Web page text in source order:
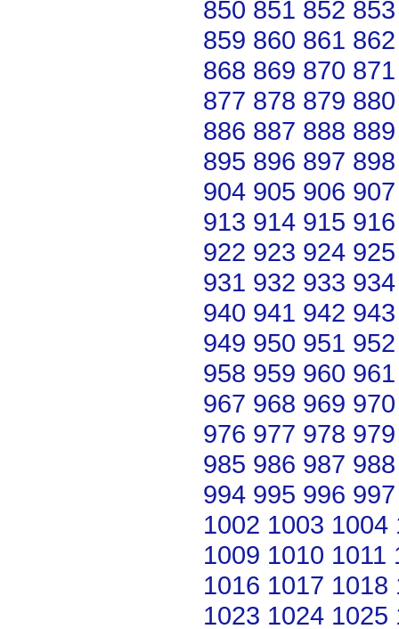
850 851 852 853
859 860 861 862
868 869 870 871
877 878 879 880
886 887 888 889
895 896 897 898
904 905 906 907
913 914 915 916
922 923 924 925
931 932 933 934
940 941 942 943
949 950 951 952
958 959 960 961
967 968 969 970
976 977 978 979
985 986 987 988
994 995 996 997
1002 1003 1004
1009 1010 1011
1016 1017 1018
1023 1024 1025